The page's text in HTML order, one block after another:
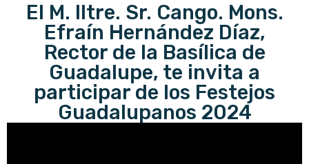
El M. Iltre. Sr. Cango. Mons.
Efraín Hernández Díaz,
Rector de la Basílica de
Guadalupe, te invita a
participar de los Festejos
Guadalupanos 2024